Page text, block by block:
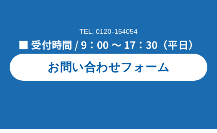
TEL. 0120-164054
■ 受付時間 / 9：00 ～ 17：30（平日）
お問い合わせフォーム